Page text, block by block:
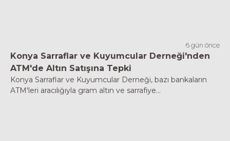
6 gün önce
Konya Sarraflar ve Kuyumcular Derneği'nden
ATM'de Altın Satışına Tepki
Konya Sarraflar ve Kuyumcular Derneği, bazı bankaların
ATM'leri aracılığıyla gram altın ve sarrafiye...